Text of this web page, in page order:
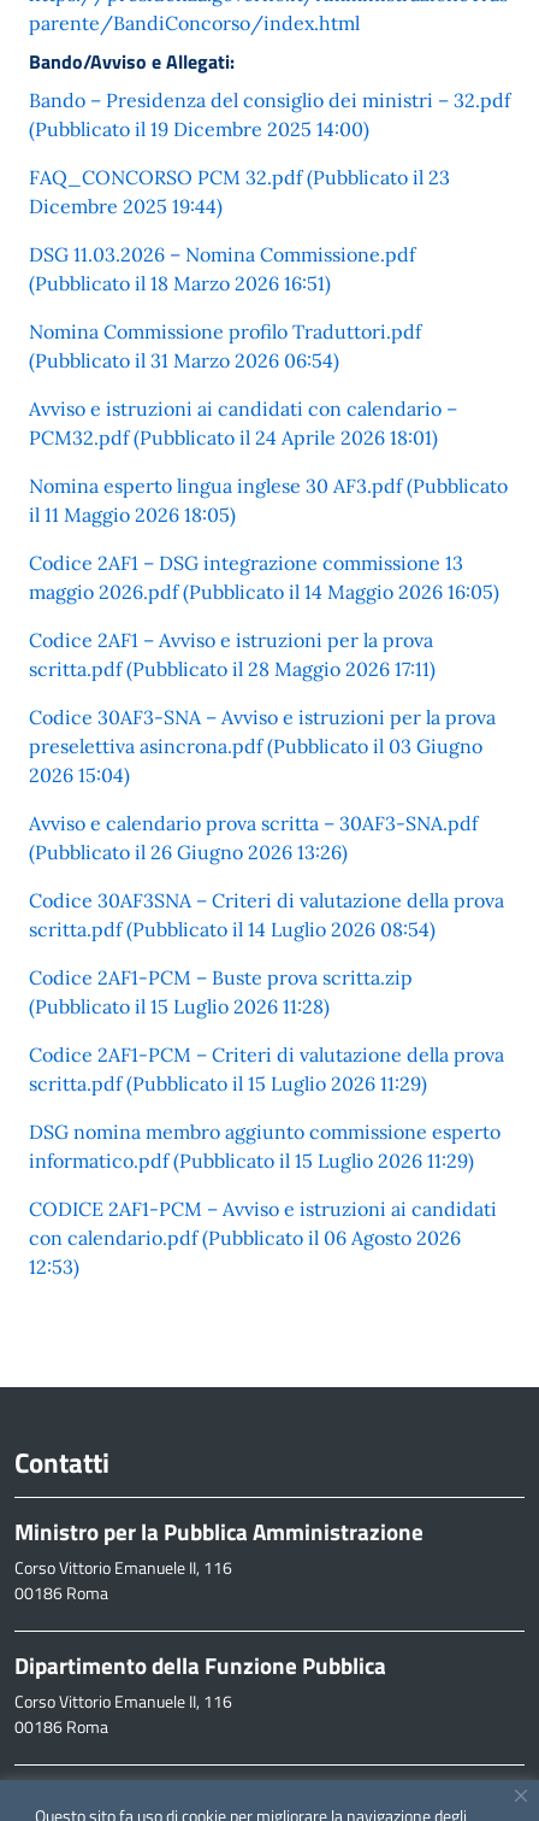
Questo sito fa uso di cookie per migliorare la navigazione degli
parente/BandiConcorso/index.html
Bando/Avviso e Allegati:
Bando – Presidenza del consiglio dei ministri – 32.pdf
(Pubblicato il 19 Dicembre 2025 14:00)
FAQ_CONCORSO PCM 32.pdf (Pubblicato il 23
Dicembre 2025 19:44)
DSG 11.03.2026 – Nomina Commissione.pdf
(Pubblicato il 18 Marzo 2026 16:51)
Nomina Commissione profilo Traduttori.pdf
(Pubblicato il 31 Marzo 2026 06:54)
Avviso e istruzioni ai candidati con calendario –
PCM32.pdf (Pubblicato il 24 Aprile 2026 18:01)
Nomina esperto lingua inglese 30 AF3.pdf (Pubblicato
il 11 Maggio 2026 18:05)
Codice 2AF1 – DSG integrazione commissione 13
maggio 2026.pdf (Pubblicato il 14 Maggio 2026 16:05)
Codice 2AF1 – Avviso e istruzioni per la prova
scritta.pdf (Pubblicato il 28 Maggio 2026 17:11)
Codice 30AF3-SNA – Avviso e istruzioni per la prova
preselettiva asincrona.pdf (Pubblicato il 03 Giugno
2026 15:04)
Avviso e calendario prova scritta – 30AF3-SNA.pdf
(Pubblicato il 26 Giugno 2026 13:26)
Codice 30AF3SNA – Criteri di valutazione della prova
scritta.pdf (Pubblicato il 14 Luglio 2026 08:54)
Codice 2AF1-PCM – Buste prova scritta.zip
(Pubblicato il 15 Luglio 2026 11:28)
Codice 2AF1-PCM – Criteri di valutazione della prova
scritta.pdf (Pubblicato il 15 Luglio 2026 11:29)
DSG nomina membro aggiunto commissione esperto
informatico.pdf (Pubblicato il 15 Luglio 2026 11:29)
CODICE 2AF1-PCM – Avviso e istruzioni ai candidati
con calendario.pdf (Pubblicato il 06 Agosto 2026
12:53)
Contatti
Ministro per la Pubblica Amministrazione
Corso Vittorio Emanuele II, 116
00186 Roma
Dipartimento della Funzione Pubblica
Corso Vittorio Emanuele II, 116
00186 Roma